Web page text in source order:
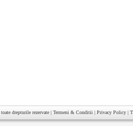
toate drepturile rezervate | Termeni & Conditii | Privacy Policy |